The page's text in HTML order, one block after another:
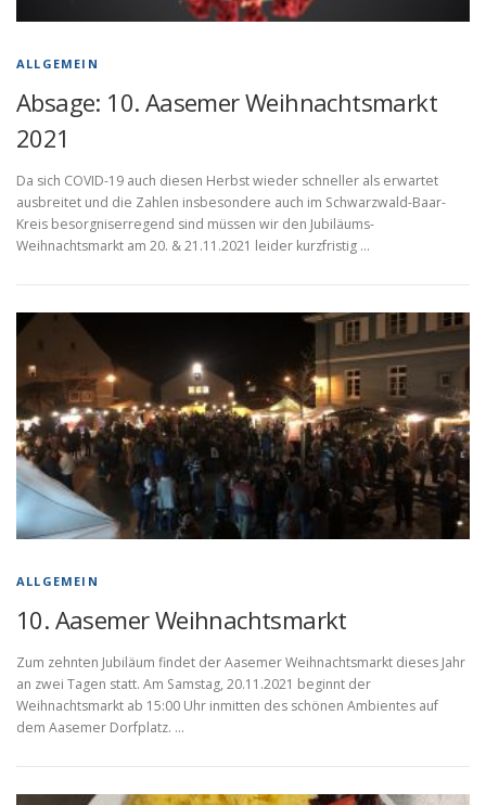
ALLGEMEIN
Absage: 10. Aasemer Weihnachtsmarkt
2021
Da sich COVID-19 auch diesen Herbst wieder schneller als erwartet
ausbreitet und die Zahlen insbesondere auch im Schwarzwald-Baar-
Kreis besorgniserregend sind müssen wir den Jubiläums-
Weihnachtsmarkt am 20. & 21.11.2021 leider kurzfristig …
ALLGEMEIN
10. Aasemer Weihnachtsmarkt
Zum zehnten Jubiläum findet der Aasemer Weihnachtsmarkt dieses Jahr
an zwei Tagen statt. Am Samstag, 20.11.2021 beginnt der
Weihnachtsmarkt ab 15:00 Uhr inmitten des schönen Ambientes auf
dem Aasemer Dorfplatz. …